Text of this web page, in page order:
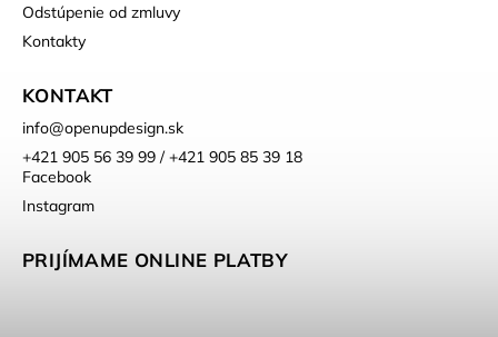
Odstúpenie od zmluvy
Kontakty
KONTAKT
info@openupdesign.sk
+421 905 56 39 99 / +421 905 85 39 18
Facebook
Instagram
PRIJÍMAME ONLINE PLATBY